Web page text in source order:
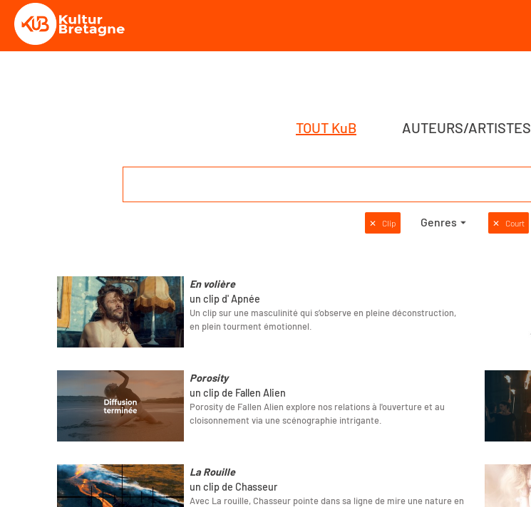
TOUT KuB AUTEURS/ARTISTES
✕ Clip Genres ✕ Court
En volière
un clip d' Apnée
Un clip sur une masculinité qui s’observe en pleine déconstruction,
en plein tourment émotionnel.
Porosity
un clip de Fallen Alien
Porosity de Fallen Alien explore nos relations à l'ouverture et au
cloisonnement via une scénographie intrigante.
La Rouille
un clip de Chasseur
Avec La rouille, Chasseur pointe dans sa ligne de mire une nature en